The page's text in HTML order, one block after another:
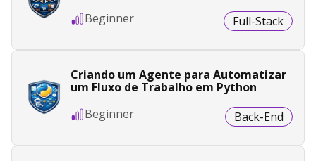
Beginner
Full-Stack
Criando um Agente para Automatizar
um Fluxo de Trabalho em Python
Beginner
Back-End